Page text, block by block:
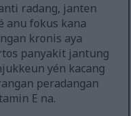
radang, janten
anu fokus kana
kronis aya
panyakit jantung
yén kacang
peradangan
E na.